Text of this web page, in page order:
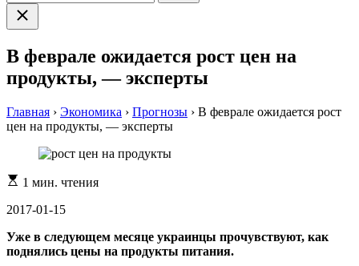
Закрыть
поиск
В феврале ожидается рост цен на
продукты, — эксперты
Главная › Экономика › Прогнозы › В феврале ожидается рост
цен на продукты, — эксперты
Расчетное
чтения
1 мин. чтения
2017-01-15
Уже в следующем месяце украинцы прочувствуют, как
поднялись цены на продукты питания.